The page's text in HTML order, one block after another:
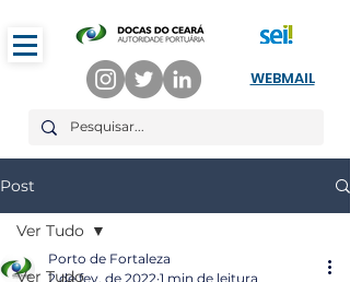
WEBMAIL
Post
Ver Tudo
Ver Tudo
Porto de Fortaleza
2 de fev. de 2022 1 min de leitura